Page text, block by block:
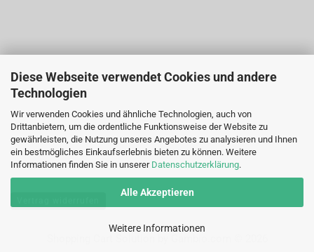
Diese Webseite verwendet Cookies und andere
Technologien
Wir verwenden Cookies und ähnliche Technologien, auch von
Drittanbietern, um die ordentliche Funktionsweise der Website zu
gewährleisten, die Nutzung unseres Angebotes zu analysieren und Ihnen
ein bestmögliches Einkaufserlebnis bieten zu können. Weitere
Informationen finden Sie in unserer Datenschutzerklärung.
Alle Akzeptieren
Weitere Informationen